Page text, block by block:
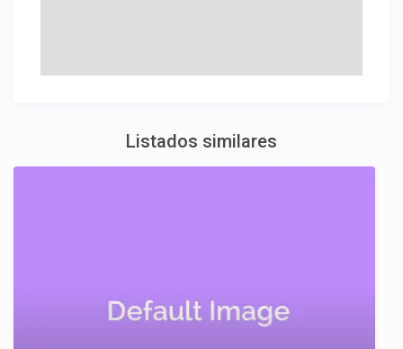
Listados similares